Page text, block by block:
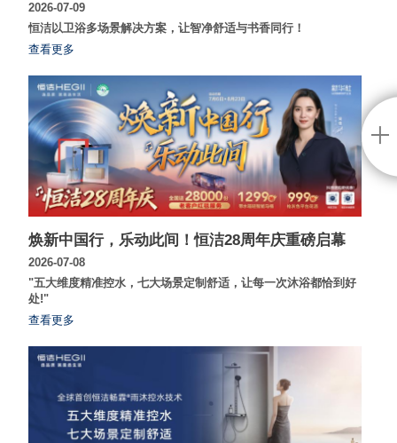
2026-07-09
恒洁以卫浴多场景解决方案，让智净舒适与书香同行！
查看更多
焕新中国行，乐动此间！恒洁28周年庆重磅启幕
2026-07-08
"五大维度精准控水，七大场景定制舒适，让每一次沐浴都恰到好
处!"
查看更多